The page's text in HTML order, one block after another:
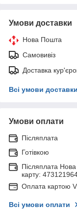
Умови доставки
Нова Пошта
Самовивіз
Доставка
Всі умови доставки
Умови оплати
Післяплата
Готівкою
Післяплата
карту:
Оплата картою
Всі умови оплати